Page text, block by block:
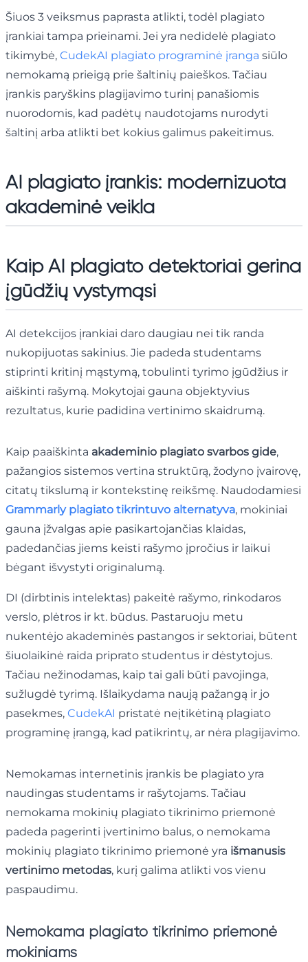
Šiuos 3 veiksmus paprasta atlikti, todėl plagiato
įrankiai tampa prieinami. Jei yra nedidelė plagiato
tikimybė, CudekAI plagiato programinė įranga siūlo
nemokamą prieigą prie šaltinių paieškos. Tačiau
įrankis paryškins plagijavimo turinį panašiomis
nuorodomis, kad padėtų naudotojams nurodyti
šaltinį arba atlikti bet kokius galimus pakeitimus.
AI plagiato įrankis: modernizuota
akademinė veikla
Kaip AI plagiato detektoriai gerina
įgūdžių vystymąsi
AI detekcijos įrankiai daro daugiau nei tik randa
nukopijuotas sakinius. Jie padeda studentams
stiprinti kritinį mąstymą, tobulinti tyrimo įgūdžius ir
aiškinti rašymą. Mokytojai gauna objektyvius
rezultatus, kurie padidina vertinimo skaidrumą.
Kaip paaiškinta akademinio plagiato svarbos gide,
pažangios sistemos vertina struktūrą, žodyno įvairovę,
citatų tikslumą ir kontekstinę reikšmę. Naudodamiesi
Grammarly plagiato tikrintuvo alternatyva, mokiniai
gauna įžvalgas apie pasikartojančias klaidas,
padedančias jiems keisti rašymo įpročius ir laikui
bėgant išvystyti originalumą.
DI (dirbtinis intelektas) pakeitė rašymo, rinkodaros
verslo, plėtros ir kt. būdus. Pastaruoju metu
nukentėjo akademinės pastangos ir sektoriai, būtent
šiuolaikinė raida priprato studentus ir dėstytojus.
Tačiau nežinodamas, kaip tai gali būti pavojinga,
sužlugdė tyrimą. Išlaikydama naują pažangą ir jo
pasekmes, CudekAI pristatė neįtikėtiną plagiato
programinę įrangą, kad patikrintų, ar nėra plagijavimo.
Nemokamas internetinis įrankis be plagiato yra
naudingas studentams ir rašytojams. Tačiau
nemokama mokinių plagiato tikrinimo priemonė
padeda pagerinti įvertinimo balus, o nemokama
mokinių plagiato tikrinimo priemonė yra išmanusis
vertinimo metodas, kurį galima atlikti vos vienu
paspaudimu.
Nemokama plagiato tikrinimo priemonė
mokiniams